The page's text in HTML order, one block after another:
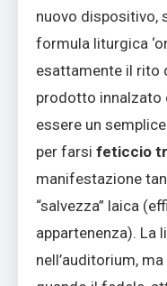
nuovo dispositivo,
formula liturgica
esattamente il rito
prodotto innalzato
essere un
per farsi feticcio
manifestazione
“salvezza” laica
appartenenza). La
nell’auditorium,